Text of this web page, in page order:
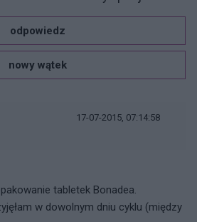
odpowiedz
nowy wątek
17-07-2015, 07:14:58
tabletek Bonadea.
w dowolnym dniu cyklu (między